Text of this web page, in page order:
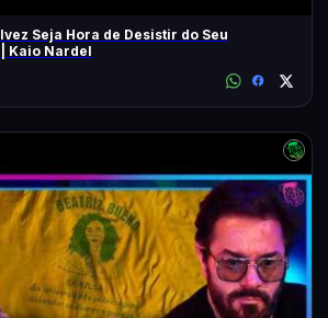
Seja Hora de Desistir do Seu
Kaio Nardel